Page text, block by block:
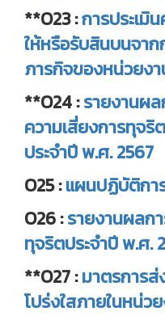
**O23 :การประเมิ
ให้หรือรับสินบนจา
ภารกิจของหน่วยง
**O24 :รายงานผ
ความเสี่ยงการทุจ
ประจำปี พ.ศ. 2567
O25 :แผนปฏิบัติกา
O26 :รายงานผลก
ทุจริตประจำปี พ.ศ.
**O27 :มาตรการ
โปร่งใสภายในหน่ว